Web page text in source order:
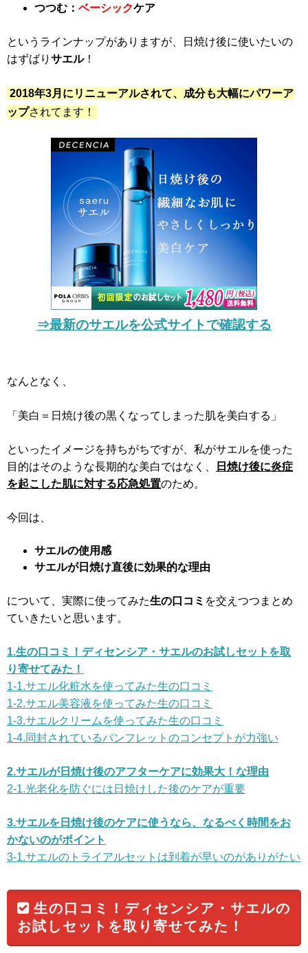
つつむ： ベーシックケア
というラインナップがありますが、日焼け後に使いたいの
はずばり サエル！
2018年3月にリニューアルされて、成分も大幅にパワーア
ップされてます！
⇒最新のサエルを公式サイトで確認する
なんとなく、
「美白＝日焼け後の黒くなってしまった肌を美白する」
といったイメージを持ちがちですが、私がサエルを使った
目的はそのような長期的な美白ではなく、
日焼け後に炎症
を起こした肌に対する応急処置のため。
今回は、
サエルの使用感
サエルが日焼け直後に効果的な理由
について、実際に使ってみた生の口コミ を交えつつまとめ
ていきたいと思います。
1.生の口コミ！ディセンシア・サエルのお試しセットを取
り寄せてみた！
1-1.サエル化粧水を使ってみた生の口コミ
1-2.サエル美容液を使ってみた生の口コミ
1-3.サエルクリームを使ってみた生の口コミ
1-4.同封されているパンフレットのコンセプトが力強い
2.サエルが日焼け後のアフターケアに効果大！な理由
2-1.光老化を防ぐには日焼けした後のケアが重要
3.サエルを日焼け後のケアに使うなら、なるべく時間をお
かないのがポイント
3-1.サエルのトライアルセットは到着が早いのがありがたい
生の口コミ！ディセンシア・サエルの
お試しセットを取り寄せてみた！